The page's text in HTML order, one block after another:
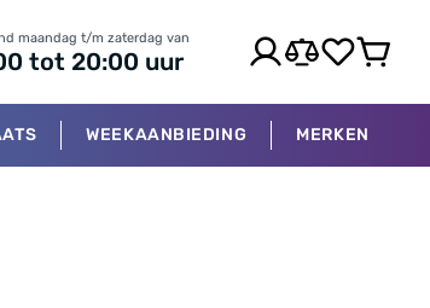
maandag t/m zaterdag van
tot 20:00 uur
WEEKAANBIEDING MERKEN